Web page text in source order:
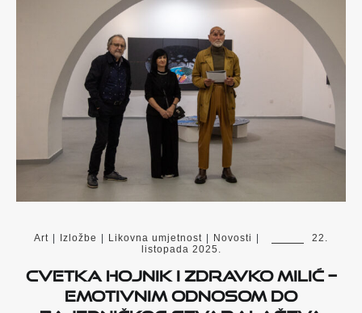
Art Izložbe Likovna umjetnost Novosti
22.
listopada 2025.
Cvetka Hojnik i Zdravko Milić –
emotivnim odnosom do